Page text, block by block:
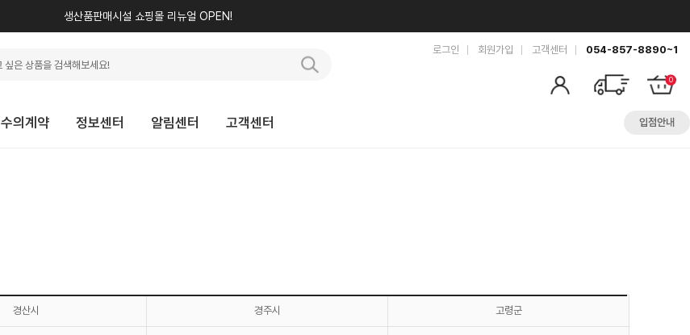
생산품판매시설 쇼핑몰 리뉴얼 OPEN!
로그인 회원가입 고객센터 054-857-8890~1
0
수의계약 정보센터 알림센터 고객센터 입점안내
경산시 경주시 고령군